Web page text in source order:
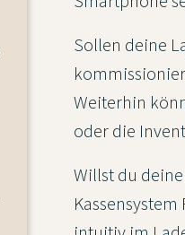
Sollen deine
Weiterhin
oder die
Willst du